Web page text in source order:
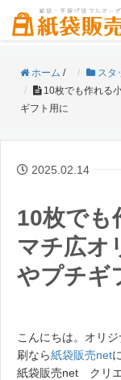
ホーム / スタ
10枚でも作れる
ギフト用に
2025.02.14
10枚でも
マチ広オ
やプチギ
こんにちは。オリ
刷なら紙袋販売net
紙袋販売net クリエ